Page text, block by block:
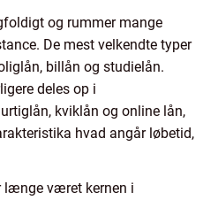
og rummer mange
De mest velkendte typer
billån og studielån.
deles op i
kviklån og online lån,
hvad angår løbetid,
længe været kernen i